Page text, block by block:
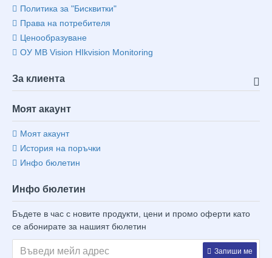
Политика за "Бисквитки"
Права на потребителя
Ценообразуване
ОУ MB Vision HIkvision Monitoring
За клиента
Моят акаунт
Моят акаунт
История на поръчки
Инфо бюлетин
Инфо бюлетин
Бъдете в час с новите продукти, цени и промо оферти като
се абонирате за нашият бюлетин
Запиши ме